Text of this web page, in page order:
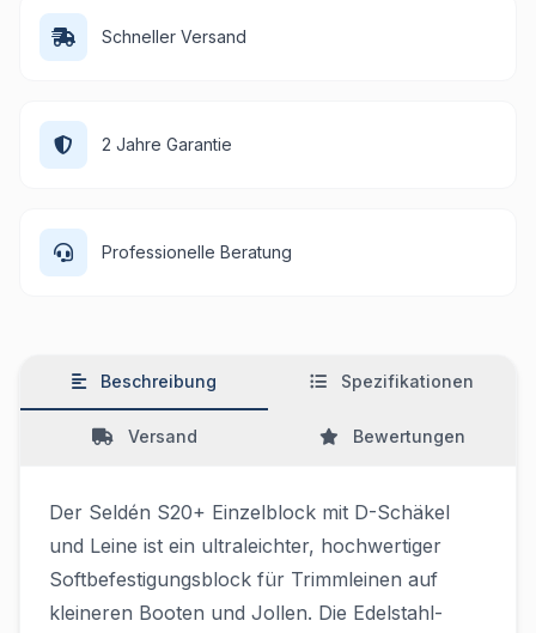
Schneller Versand
2 Jahre Garantie
Professionelle Beratung
Beschreibung Spezifikationen
Versand Bewertungen
Der Seldén S20+ Einzelblock mit D-Schäkel
und Leine ist ein ultraleichter, hochwertiger
Softbefestigungsblock für Trimmleinen auf
kleineren Booten und Jollen. Die Edelstahl-